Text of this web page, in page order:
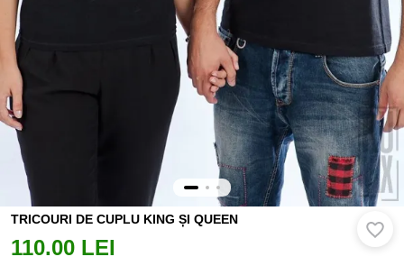
TRICOURI DE CUPLU KING ȘI QUEEN
110.00 LEI